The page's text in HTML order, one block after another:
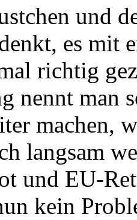
und
es mit
richtig
nennt man
machen,
langsam
und EU-
kein